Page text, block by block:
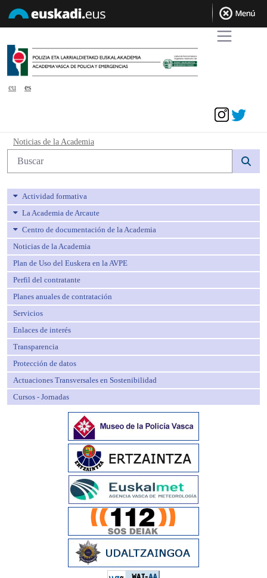
eu
es
Noticias de la Academia - avpe
Noticias de la Academia
Búsqueda web
Actividad formativa
La Academia de Arcaute
Centro de documentación de la Academia
Noticias de la Academia
Plan de Uso del Euskera en la AVPE
Perfil del contratante
Planes anuales de contratación
Servicios
Enlaces de interés
Transparencia
Protección de datos
Actuaciones Transversales en Sostenibilidad
Cursos - Jornadas